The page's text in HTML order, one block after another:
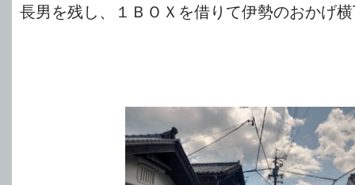
長男を残し、１ＢＯＸを借りて伊勢のおかげ